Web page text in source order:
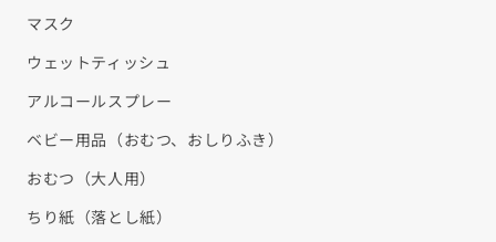
マスク
ウェットティッシュ
アルコールスプレー
ベビー用品（おむつ、おしりふき）
おむつ（大人用）
ちり紙（落とし紙）